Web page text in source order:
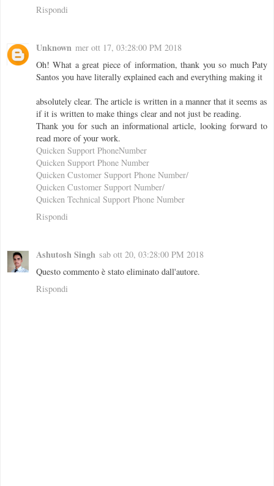
Rispondi
Unknown mer ott 17, 03:28:00 PM 2018
Oh! What a great piece of information, thank you so much Paty
Santos you have literally explained each and everything making it
absolutely clear. The article is written in a manner that it seems as
if it is written to make things clear and not just be reading.
Thank you for such an informational article, looking forward to
read more of your work.
Quicken Support PhoneNumber
Quicken Support Phone Number
Quicken Customer Support Phone Number/
Quicken Customer Support Number/
Quicken Technical Support Phone Number
Rispondi
Ashutosh Singh sab ott 20, 03:28:00 PM 2018
Questo commento è stato eliminato dall'autore.
Rispondi